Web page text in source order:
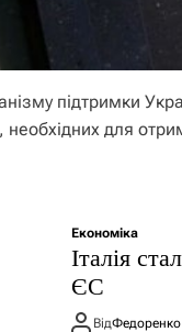
підтримки
для
Економіка
Італія
ЄС
ВідФедоренко